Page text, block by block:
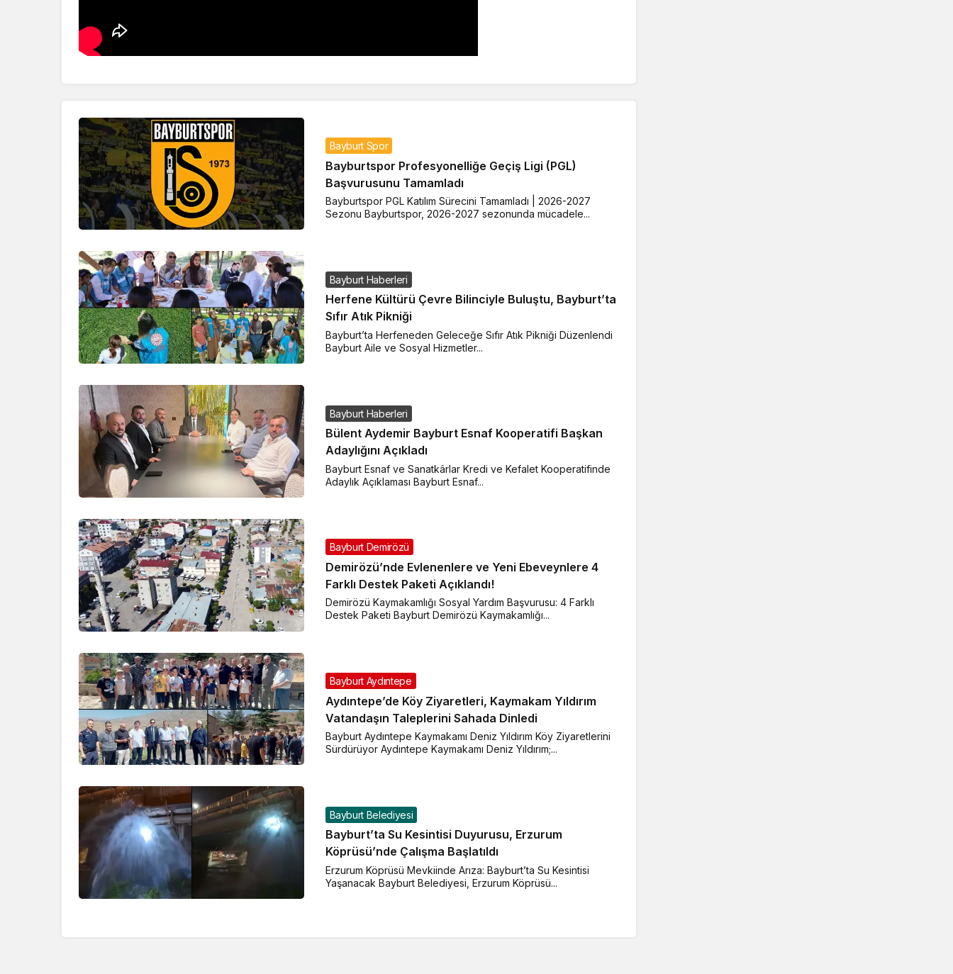
Bayburt Spor
Bayburtspor Profesyonelliğe Geçiş Ligi (PGL)
Başvurusunu Tamamladı
Bayburtspor PGL Katılım Sürecini Tamamladı | 2026-2027
Sezonu Bayburtspor, 2026-2027 sezonunda mücadele...
Bayburt Haberleri
Herfene Kültürü Çevre Bilinciyle Buluştu, Bayburt’ta
Sıfır Atık Pikniği
Bayburt’ta Herfeneden Geleceğe Sıfır Atık Pikniği Düzenlendi
Bayburt Aile ve Sosyal Hizmetler...
Bayburt Haberleri
Bülent Aydemir Bayburt Esnaf Kooperatifi Başkan
Adaylığını Açıkladı
Bayburt Esnaf ve Sanatkârlar Kredi ve Kefalet Kooperatifinde
Adaylık Açıklaması Bayburt Esnaf...
Bayburt Demirözü
Demirözü’nde Evlenenlere ve Yeni Ebeveynlere 4
Farklı Destek Paketi Açıklandı!
Demirözü Kaymakamlığı Sosyal Yardım Başvurusu: 4 Farklı
Destek Paketi Bayburt Demirözü Kaymakamlığı...
Bayburt Aydıntepe
Aydıntepe’de Köy Ziyaretleri, Kaymakam Yıldırım
Vatandaşın Taleplerini Sahada Dinledi
Bayburt Aydıntepe Kaymakamı Deniz Yıldırım Köy Ziyaretlerini
Sürdürüyor Aydıntepe Kaymakamı Deniz Yıldırım;...
Bayburt Belediyesi
Bayburt’ta Su Kesintisi Duyurusu, Erzurum
Köprüsü’nde Çalışma Başlatıldı
Erzurum Köprüsü Mevkiinde Arıza: Bayburt’ta Su Kesintisi
Yaşanacak Bayburt Belediyesi, Erzurum Köprüsü...